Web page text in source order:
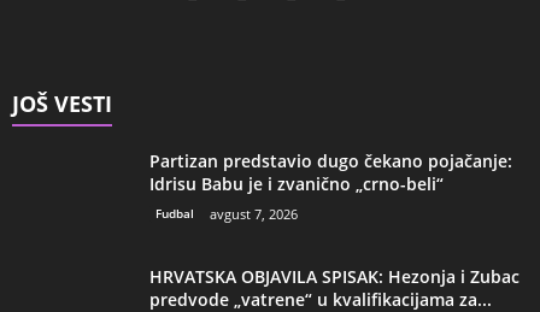
JOŠ VESTI
Partizan predstavio dugo čekano pojačanje:
Idrisu Babu je i zvanično „crno-beli“
Fudbal avgust 7, 2026
HRVATSKA OBJAVILA SPISAK: Hezonja i Zubac
predvode „vatrene“ u kvalifikacijama za...